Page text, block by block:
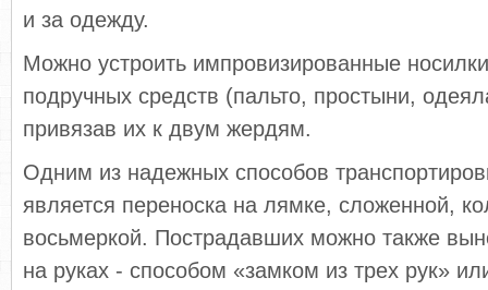
и за одежду.
Можно устроить импровизированные
подручных средств (пальто, простыни,
привязав их к двум жердям.
Одним из надежных способов
является переноска на лямке, сложенной,
восьмеркой. Пострадавших можно также
на руках - способом «замком из трех рук»